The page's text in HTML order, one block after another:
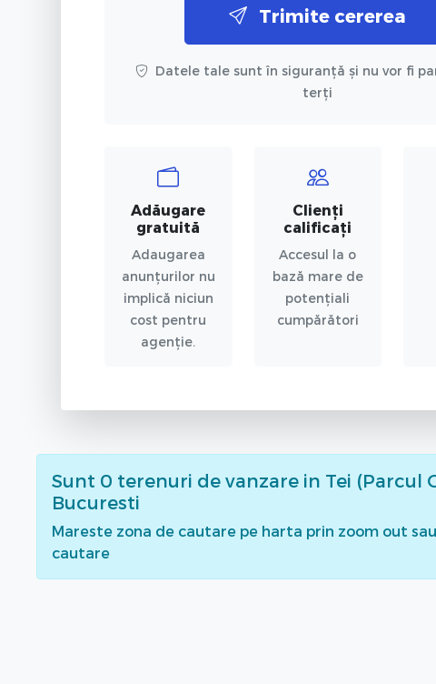
Trimite cererea
Datele tale sunt în siguranță și nu vor fi
terți
Adăugare
gratuită
Adaugarea
anunțurilor nu
implică niciun
cost pentru
agenție.
Clienți
calificați
Accesul la o
bază mare de
potențiali
cumpărători
Sunt 0 terenuri de vanzare in Tei (Parcul
Bucuresti
Mareste zona de cautare pe harta prin zoom out
cautare